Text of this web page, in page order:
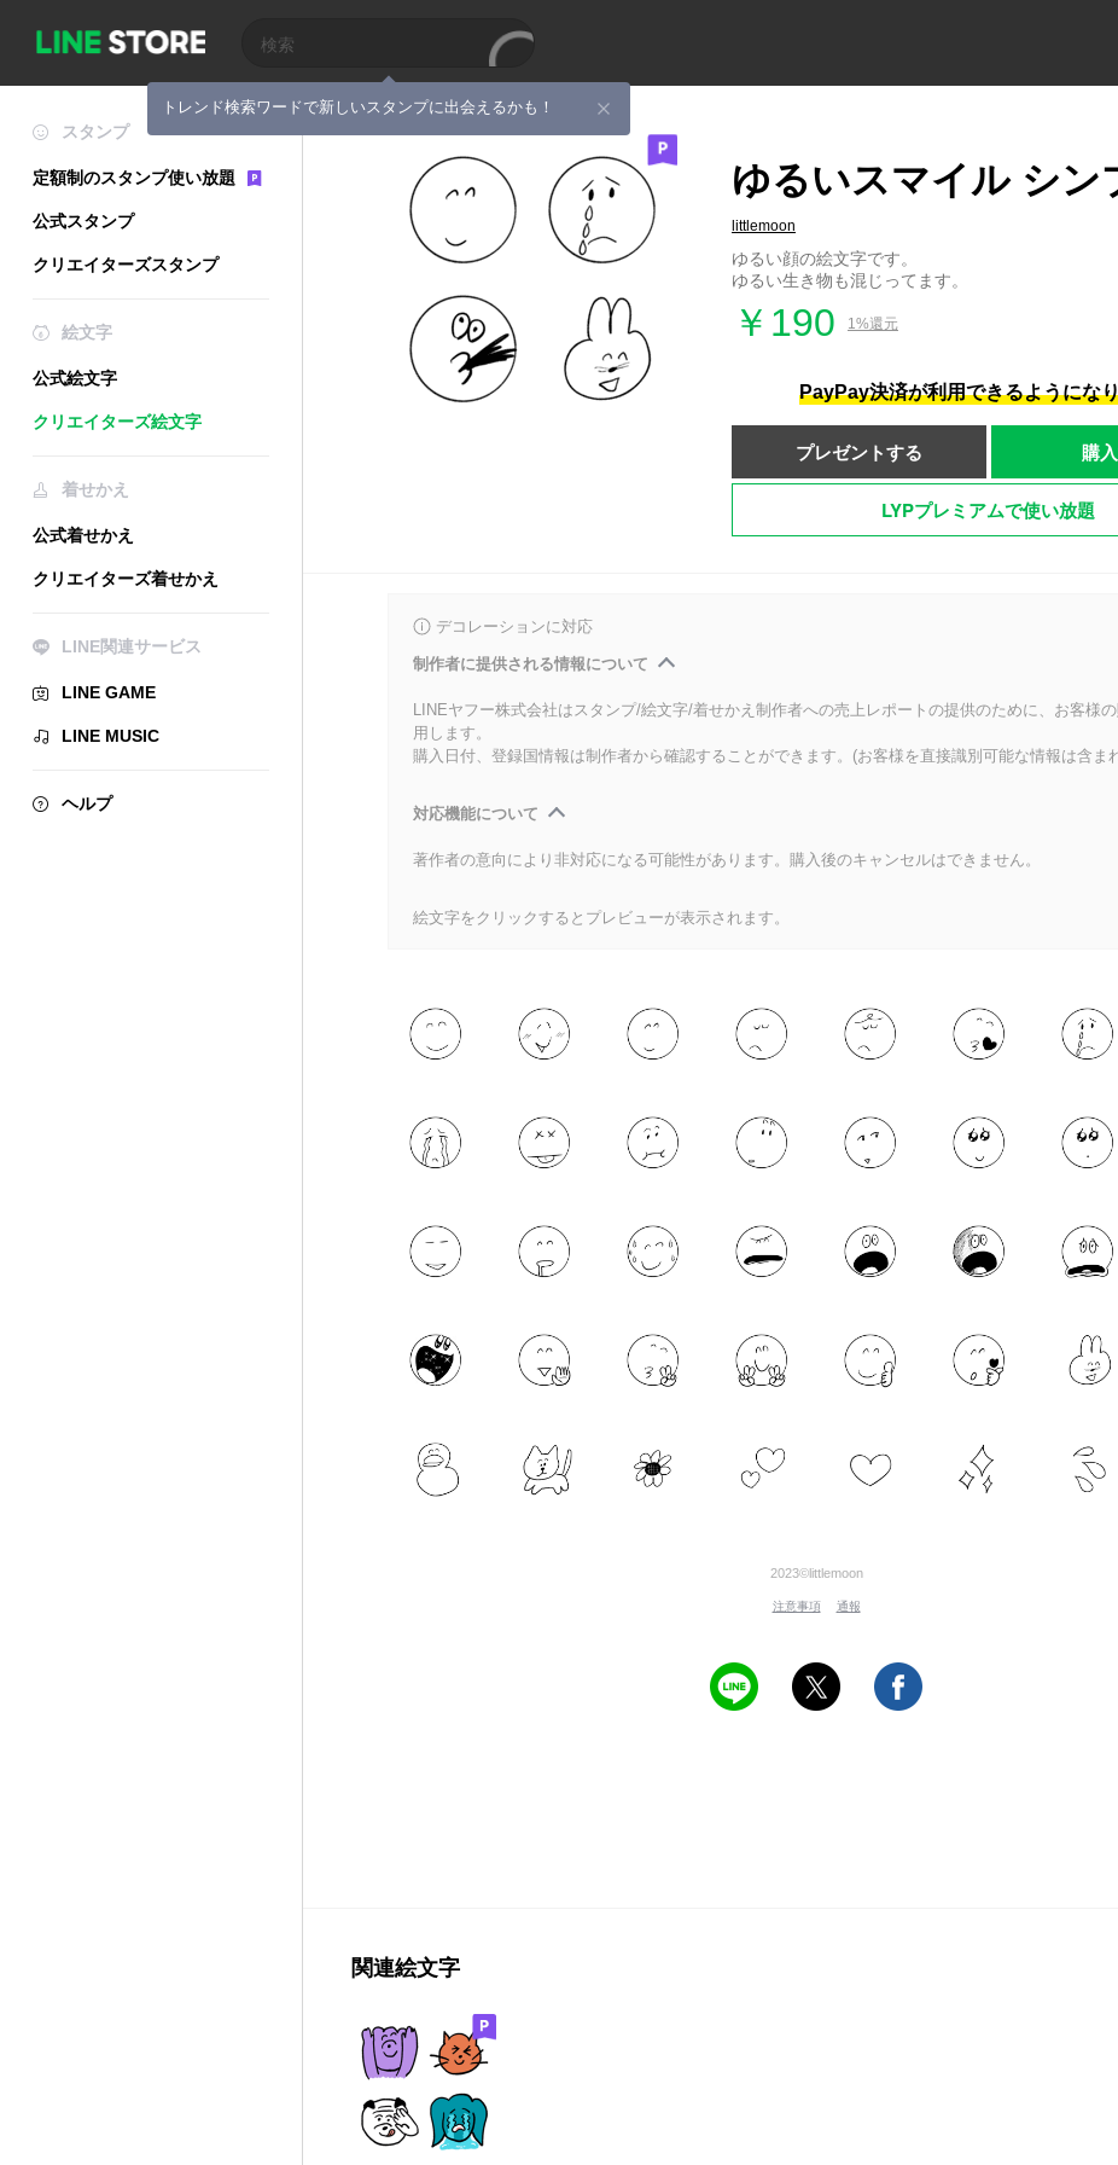
トレンド検索ワードで新しいスタンプに出会えるかも！
スタンプ
定額制のスタンプ使い放題
公式スタンプ
クリエイターズスタンプ
絵文字
公式絵文字
クリエイターズ絵文字
着せかえ
公式着せかえ
クリエイターズ着せかえ
LINE関連サービス
LINE GAME
LINE MUSIC
ヘルプ
ゆるいスマイル シン
littlemoon
ゆるい顔の絵文字です。
ゆるい生き物も混じってます。
￥190 1%還元
PayPay決済が利用できるようにな
プレゼントする 購
LYPプレミアムで使い放題
デコレーションに対応
制作者に提供される情報について
LINEヤフー株式会社はスタンプ/絵文字/着せかえ制作者への売上レポートの提供のために、お客様
用します。
購入日付、登録国情報は制作者から確認することができます。(お客様を直接識別可能な情報は含ま
対応機能について
著作者の意向により非対応になる可能性があります。購入後のキャンセルはできません。
絵文字をクリックするとプレビューが表示されます。
2023©littlemoon
注意事項 通報
関連絵文字